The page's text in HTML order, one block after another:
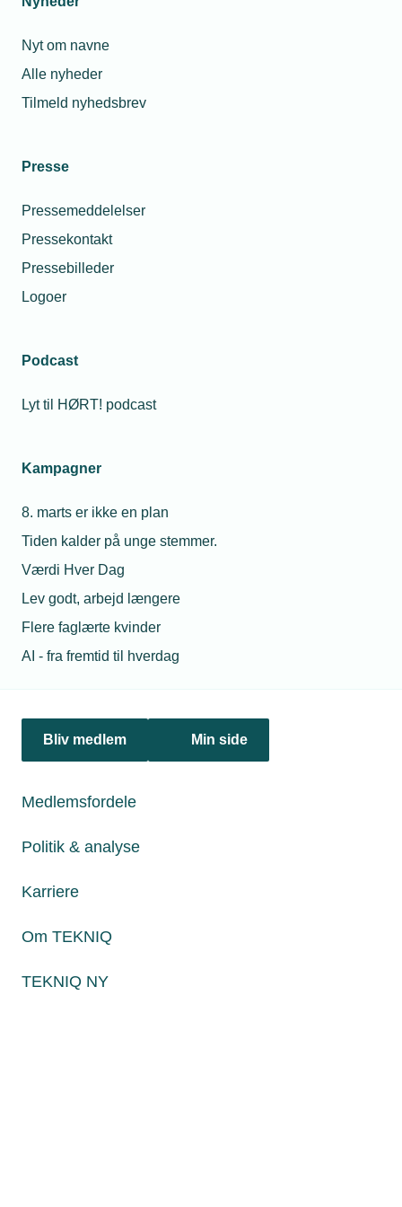
Nyt om navne
Alle nyheder
Tilmeld nyhedsbrev
Presse
Pressemeddelelser
Pressekontakt
Pressebilleder
Logoer
Podcast
Lyt til HØRT! podcast
Kampagner
8. marts er ikke en plan
Tiden kalder på unge stemmer.
Værdi Hver Dag
Lev godt, arbejd længere
Flere faglærte kvinder
AI - fra fremtid til hverdag
Bliv medlem Min side
Medlemsfordele
Politik & analyse
Karriere
Om TEKNIQ
TEKNIQ NY
Politik & analyse
jura@tekniq.dk
tekniq@tekniq.dk
Fredag fra kl. 8:00 til 15:00
Paul Bergsøes Vej 6, 2600 Glostrup